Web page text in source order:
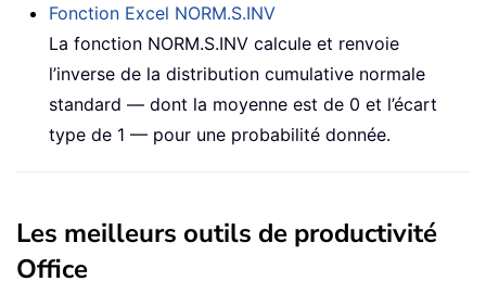
Fonction Excel NORM.S.INV
La fonction NORM.S.INV calcule et renvoie
l’inverse de la distribution cumulative normale
standard — dont la moyenne est de 0 et l’écart
type de 1 — pour une probabilité donnée.
Les meilleurs outils de productivité
Office